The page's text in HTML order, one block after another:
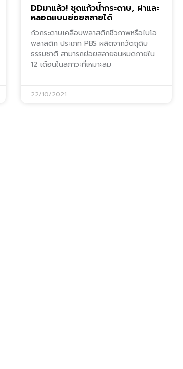
DDมาแล้ว! ชุดแก้วน้ำกระดาษ, ฝาและ
หลอดแบบย่อยสลายได้
ก้วกระดาษเคลือบพลาสติกชีวภาพหรือไบโอ
พลาสติก ประเภท PBS ผลิตจากวัตถุดิบ
ธรรมชาติ สามารถย่อยสลายจนหมดภายใน
12 เดือนในสภาวะที่เหมาะสม
22/10/2021